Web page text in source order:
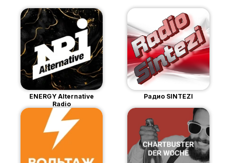
ENERGY Alternative
Radio
Радио SINTEZI